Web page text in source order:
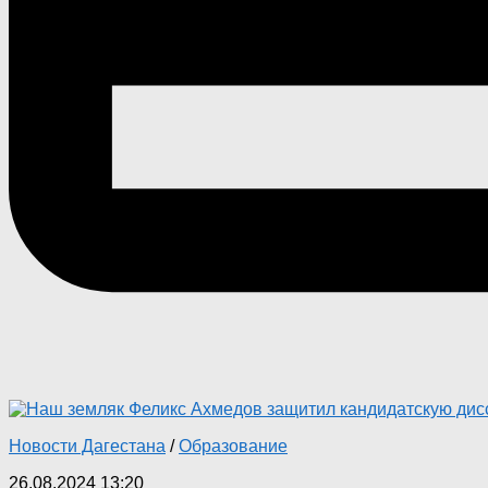
Новости Дагестана /Образование
26.08.2024 13:20